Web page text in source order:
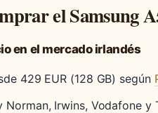
el Samsung
en el mercado irlandés
429 EUR (128 GB) según
Norman, Irwins, Vodafone